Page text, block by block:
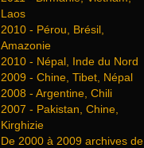
Laos
2010 - Pérou, Brésil,
Amazonie
2010 - Népal, Inde du Nord
2009 - Chine, Tibet, Népal
2008 - Argentine, Chili
2007 - Pakistan, Chine,
Kirghizie
De 2000 à 2009 archives de